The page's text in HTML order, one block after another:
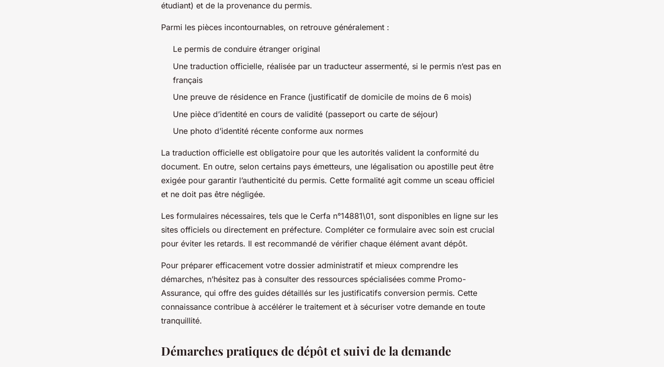
étudiant) et de la provenance du permis.
Parmi les pièces incontournables, on retrouve généralement :
Le permis de conduire étranger original
Une traduction officielle, réalisée par un traducteur assermenté, si le permis n’est pas en
français
Une preuve de résidence en France (justificatif de domicile de moins de 6 mois)
Une pièce d’identité en cours de validité (passeport ou carte de séjour)
Une photo d’identité récente conforme aux normes
La traduction officielle est obligatoire pour que les autorités valident la conformité du
document. En outre, selon certains pays émetteurs, une légalisation ou apostille peut être
exigée pour garantir l’authenticité du permis. Cette formalité agit comme un sceau officiel
et ne doit pas être négligée.
Les formulaires nécessaires, tels que le Cerfa n°14881\01, sont disponibles en ligne sur les
sites officiels ou directement en préfecture. Compléter ce formulaire avec soin est crucial
pour éviter les retards. Il est recommandé de vérifier chaque élément avant dépôt.
Pour préparer efficacement votre dossier administratif et mieux comprendre les
démarches, n’hésitez pas à consulter des ressources spécialisées comme Promo-
Assurance, qui offre des guides détaillés sur les justificatifs conversion permis. Cette
connaissance contribue à accélérer le traitement et à sécuriser votre demande en toute
tranquillité.
Démarches pratiques de dépôt et suivi de la demande